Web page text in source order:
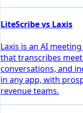
LiteScribe vs Laxis
Laxis is an AI
that transcribes
conversations, and
in any app, with
revenue teams.